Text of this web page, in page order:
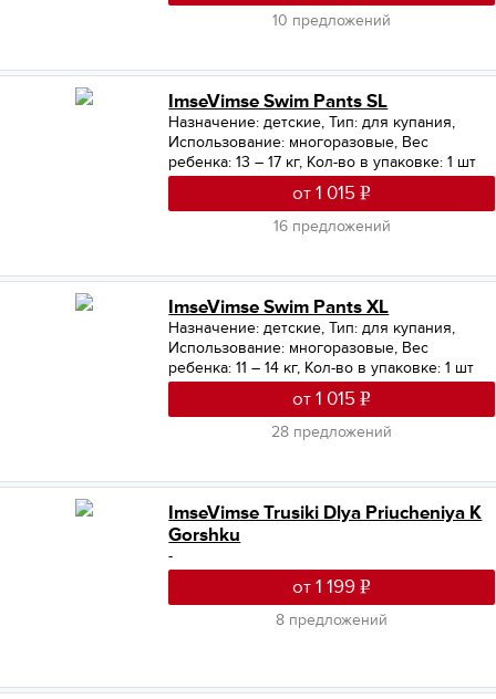
10 предложений
ImseVimse Swim Pants SL
Назначение: детские,Тип: для купания,
Использование: многоразовые, Вес
ребенка: 13 – 17 кг, Кол-во в упаковке: 1 шт
от 1 015
16 предложений
ImseVimse Swim Pants XL
Назначение: детские,Тип: для купания,
Использование: многоразовые, Вес
ребенка: 11 – 14 кг, Кол-во в упаковке: 1 шт
от 1 015
28 предложений
ImseVimse Trusiki Dlya Priucheniya K
Gorshku
-
от 1 199
8 предложений